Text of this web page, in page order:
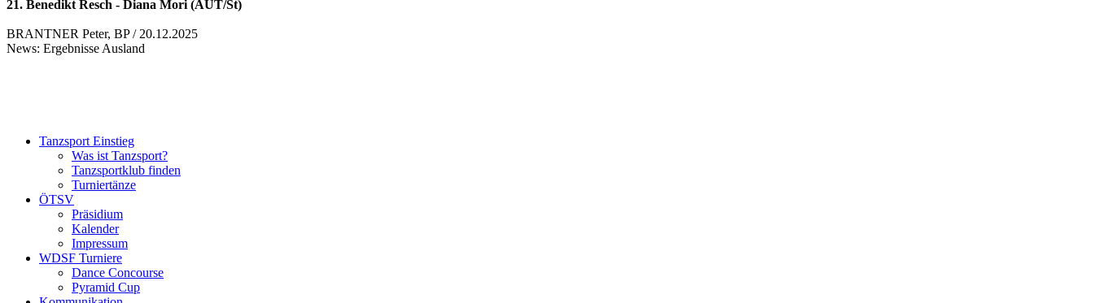
21. Benedikt Resch - Diana Mori (AUT/St)
BRANTNER Peter, BP / 20.12.2025
News: Ergebnisse Ausland
Tanzsport Einstieg
Was ist Tanzsport?
Tanzsportklub finden
Turniertänze
ÖTSV
Präsidium
Kalender
Impressum
WDSF Turniere
Dance Concourse
Pyramid Cup